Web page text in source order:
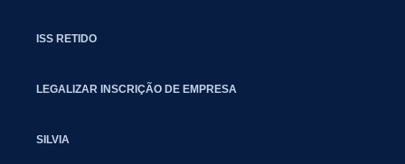
ISS RETIDO
LEGALIZAR INSCRIÇÃO DE EMPRESA
SILVIA